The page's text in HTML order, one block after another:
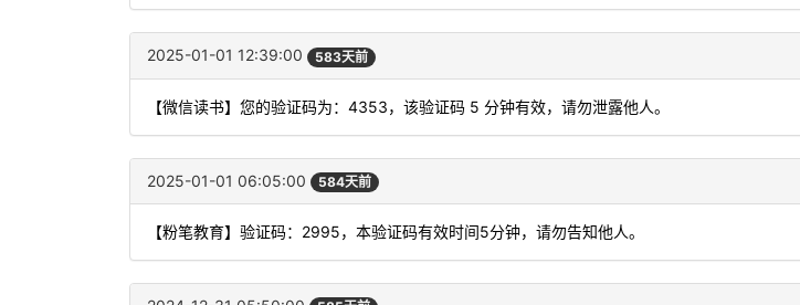
2025-01-01 12:39:00 583天前
【微信读书】您的验证码为：4353，该验证码 5 分钟有效，请勿泄露他人。
2025-01-01 06:05:00 584天前
【粉笔教育】验证码：2995，本验证码有效时间5分钟，请勿告知他人。